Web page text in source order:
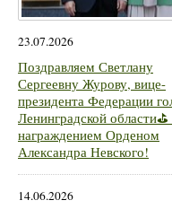
23.07.2026
Поздравляем Светлану
Сергеевну Журову, вице-
президента Федерации
Ленинградской области⛳
награждением Орденом
Александра Невского!
14.06.2026